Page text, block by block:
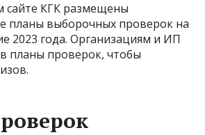
сайте КГК размещены
планы выборочных проверок на
2023 года. Организациям и ИП
в планы проверок, чтобы